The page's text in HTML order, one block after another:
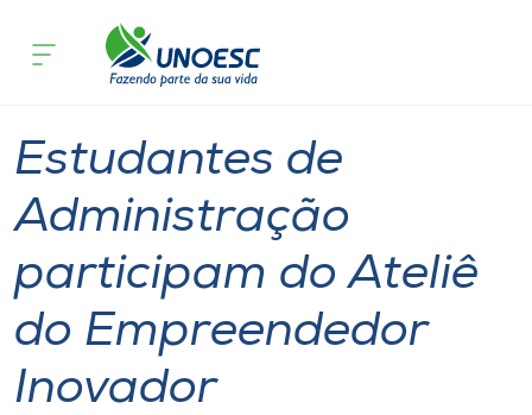
Cursos
Pesquisa
Atendimento ao Estudante
Portal de Ensino
Estudantes de
Administração
participam do Ateliê
do Empreendedor
Inovador